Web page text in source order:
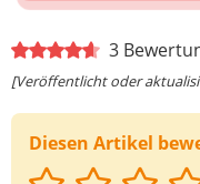
3
[Veröffentlicht oder
Diesen Artikel